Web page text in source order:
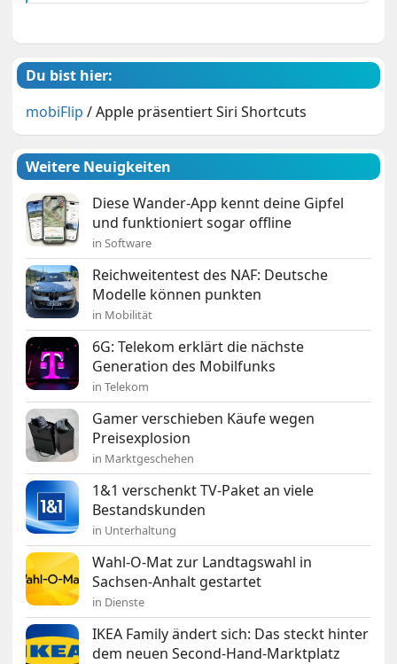
Du bist hier:
mobiFlip /Apple präsentiert Siri Shortcuts
Weitere Neuigkeiten
Diese Wander-App kennt deine Gipfel
und funktioniert sogar offline
in Software
Reichweitentest des NAF: Deutsche
Modelle können punkten
in Mobilität
6G: Telekom erklärt die nächste
Generation des Mobilfunks
in Telekom
Gamer verschieben Käufe wegen
Preisexplosion
in Marktgeschehen
1&1 verschenkt TV-Paket an viele
Bestandskunden
in Unterhaltung
Wahl-O-Mat zur Landtagswahl in
Sachsen-Anhalt gestartet
in Dienste
IKEA Family ändert sich: Das steckt hinter
dem neuen Second-Hand-Marktplatz